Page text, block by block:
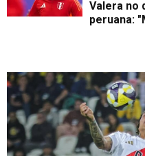
Valera no
peruana: